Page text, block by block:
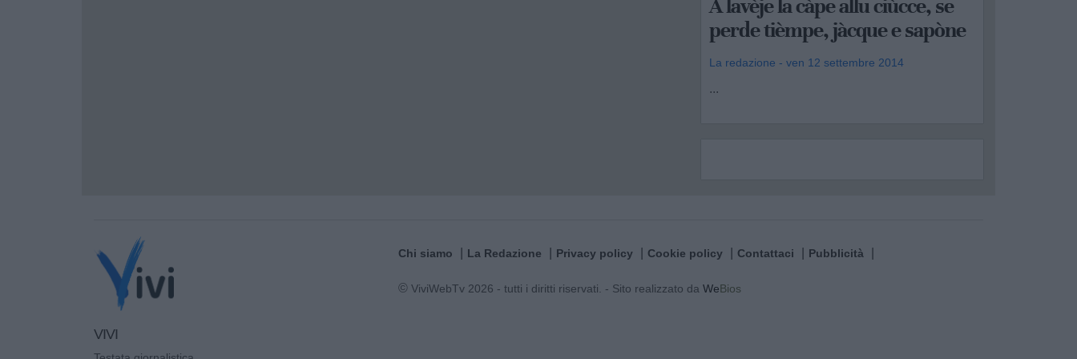
A lavèje la càpe allu ciùcce, se
perde tièmpe, jàcque e sapòne
La redazione - ven 12 settembre 2014
...
VIVI
Chi siamo La Redazione Privacy policy Cookie policy Contattaci Pubblicità
© ViviWebTv 2026 - tutti i diritti riservati. - Sito realizzato da WeBios